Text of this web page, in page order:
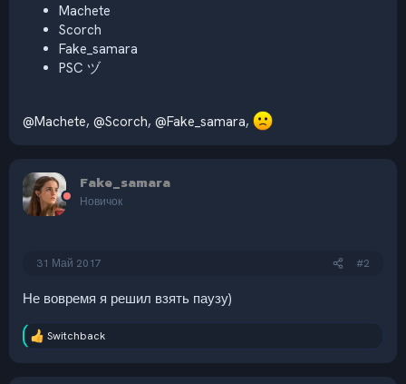
Machete
Scorch
Fake_samara
PSC ヅ
@Machete, @Scorch, @Fake_samara,
Fake_samara
Новичок
31 Май 2017 #2
Не вовремя я решил взять паузу)
Р
Switchback